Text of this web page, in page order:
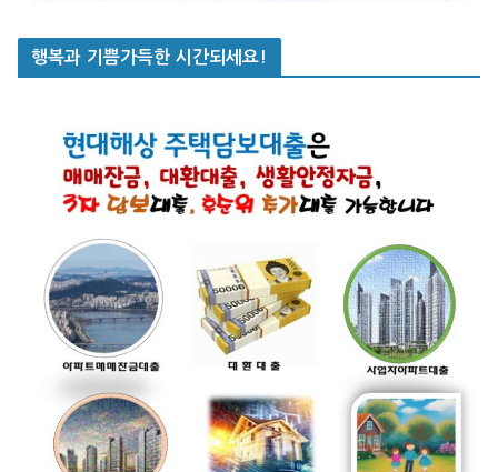
행복과 기쁨가득한 시간되세요!